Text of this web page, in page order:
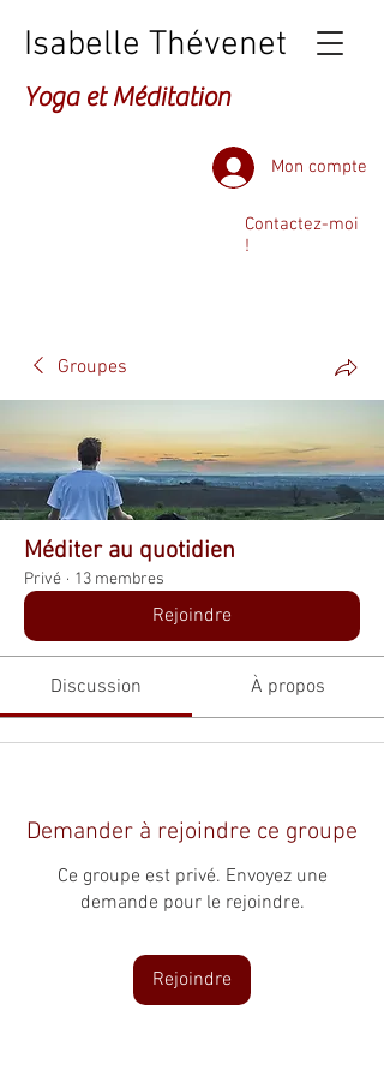
Isabelle Thévenet
Yoga et Méditation
Mon compte
Contactez-moi
!
Groupes
Méditer au quotidien
Privé · 13 membres
Rejoindre
Discussion À propos
Demander à rejoindre ce groupe
Ce groupe est privé. Envoyez une
demande pour le rejoindre.
Rejoindre